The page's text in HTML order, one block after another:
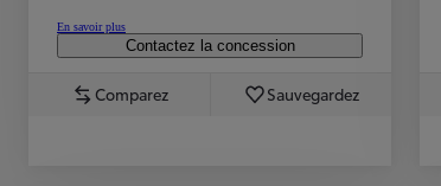
En savoir plus
Contactez la concession
Comparez Sauvegardez